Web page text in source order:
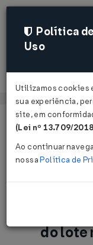
Página Inicial
2007...
Receita
do lote
Política
Uso
Utilizamos cookies
sua experiência,
site, em
(Lei nº 13.709/
Ao continuar
nossaPolítica de